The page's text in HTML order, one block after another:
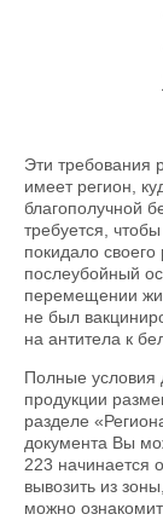
Эти требования
имеет регион,
благополучной
требуется,
покидало
послеубойный
перемещении
не был
на антитела к
Полные
продукции
разделе
документа Вы
223 начинается
вывозить из
можно